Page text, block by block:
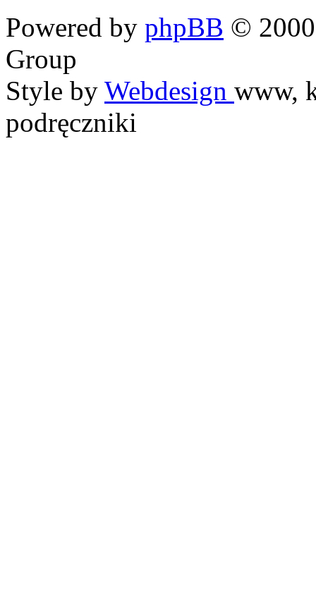
Powered by phpBB ©
Group
Style by Webdesign www,
podręczniki